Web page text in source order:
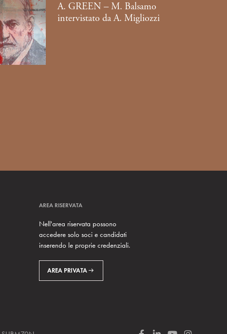
A. GREEN – M. Balsamo
intervistato da A. Migliozzi
AREA RISERVATA
Nell'area riservata possono
accedere solo soci e candidati
inserendo le proprie credenziali.
AREA PRIVATA